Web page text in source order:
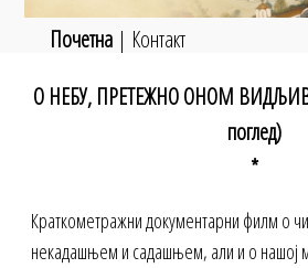
Почетна| Контакт
О НЕБУ, ПРЕТЕЖНО ОНОМ
поглед)
*
Краткометражни документарни филм о
некадашњем и садашњем, али и о нашој